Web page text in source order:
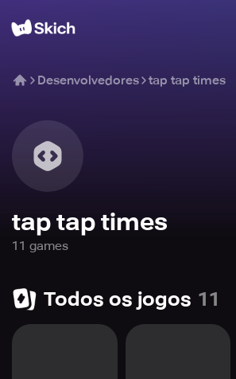
Desenvolvedores tap tap times
tap tap times
11 games
Todos os jogos 11